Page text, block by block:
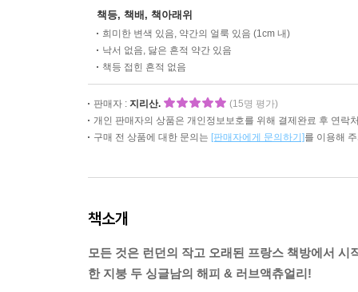
책등, 책배, 책아래위
희미한 변색 있음, 약간의 얼룩 있음 (1cm 내)
낙서 없음, 닳은 흔적 약간 있음
책등 접힌 흔적 없음
판매자 : 지리산.
(15명 평가)
개인 판매자의 상품은 개인정보보호를 위해 결제완료 후 연락
구매 전 상품에 대한 문의는 [판매자에게 문의하기]를 이용해
책소개
모든 것은 런던의 작고 오래된 프랑스 책방에서 시
한 지붕 두 싱글남의 해피 & 러브액츄얼리!